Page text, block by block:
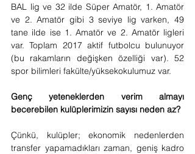
BAL lig ve 32 ilde Süper Amatör, 1. Amatör
ve 2. Amatör gibi 3 seviye lig varken, 49
tane ilde ise 1. Amatör ve 2. Amatör ligleri
var. Toplam 2017 aktif futbolcu bulunuyor
(bu rakamların değişken özelliği var). 52
spor bilimleri fakülte/yüksekokulumuz var.
Genç yeteneklerden verim almayı
becerebilen kulüplerimizin sayısı neden az?
Çünkü, kulüpler; ekonomik nedenlerden
transfer yapamadıkları zaman, geniş kadro